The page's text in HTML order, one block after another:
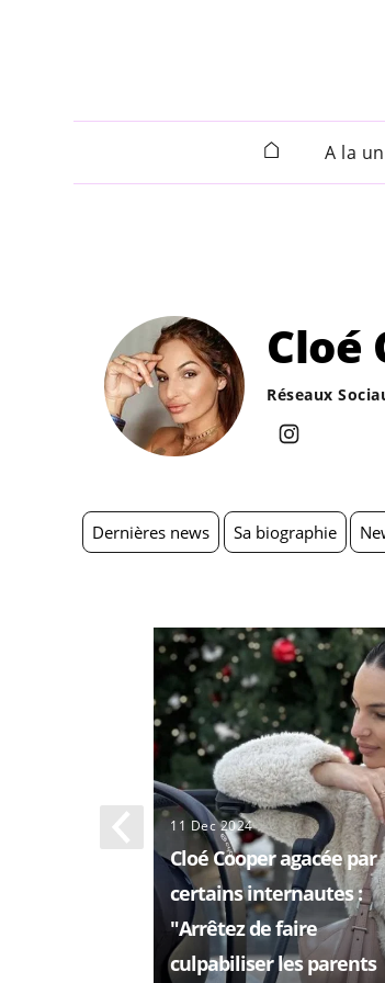
A la
Cloé
Réseaux
Dernières news Sa biographie
11 Dec 2024
Cloé Cooper agacée par
certains internautes :
"Arrêtez de faire
culpabiliser les parents